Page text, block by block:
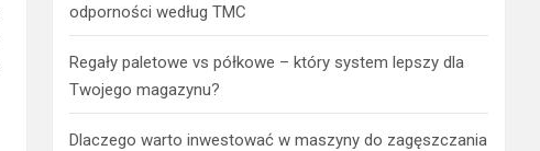
odporności według TMC
Regały paletowe vs półkowe – który system lepszy dla
Twojego magazynu?
Dlaczego warto inwestować w maszyny do zagęszczania